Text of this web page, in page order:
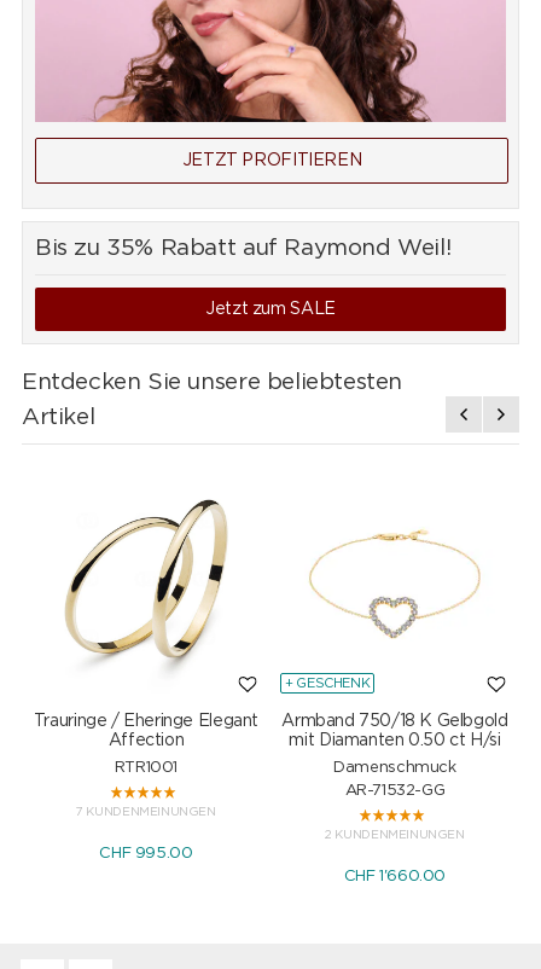
JETZT PROFITIEREN
Bis zu 35% Rabatt auf Raymond Weil!
Jetzt zum SALE
Entdecken Sie unsere beliebtesten
Artikel
Trauringe / Eheringe Elegant
Affection
RTR1001
7 KUNDENMEINUNGEN
CHF 995.00
+ GESCHENK
Armband 750/18 K Gelbgold
mit Diamanten 0.50 ct H/si
Damenschmuck
AR-71532-GG
2 KUNDENMEINUNGEN
CHF 1'660.00